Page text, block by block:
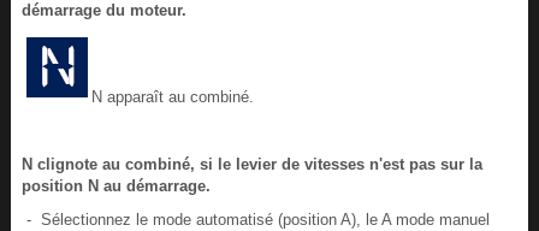
démarrage du moteur.
N apparaît au combiné.
N clignote au combiné, si le levier de vitesses n'est pas sur la
position N au démarrage.
- Sélectionnez le mode automatisé (position A), le A mode manuel